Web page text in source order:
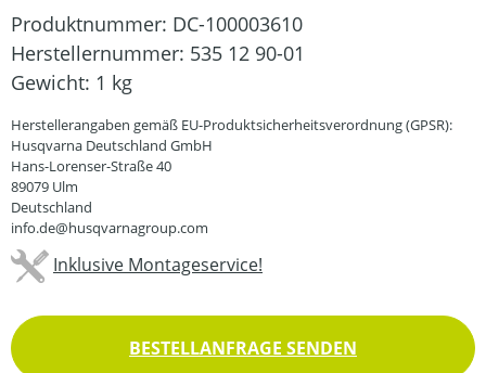
Produktnummer: DC-100003610
Herstellernummer: 535 12 90-01
Gewicht: 1 kg
Herstellerangaben gemäß EU-Produktsicherheitsverordnung (GPSR):
Husqvarna Deutschland GmbH
Hans-Lorenser-Straße 40
89079 Ulm
Deutschland
info.de@husqvarnagroup.com
Inklusive Montageservice!
BESTELLANFRAGE SENDEN